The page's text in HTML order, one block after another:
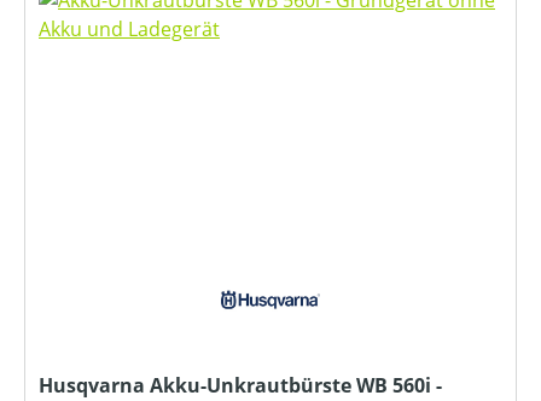
Husqvarna Akku-Unkrautbürste WB 560i -